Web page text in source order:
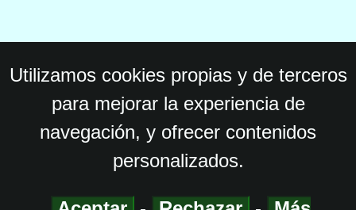
Utilizamos cookies propias y de terceros
para mejorar la experiencia de
navegación, y ofrecer contenidos
personalizados.